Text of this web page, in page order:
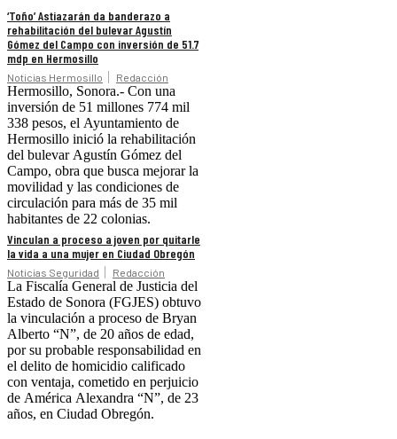
‘Toño’ Astiazarán da banderazo a
rehabilitación del bulevar Agustín
Gómez del Campo con inversión de 51.7
mdp en Hermosillo
Noticias Hermosillo Redacción
Hermosillo, Sonora.- Con una
inversión de 51 millones 774 mil
338 pesos, el Ayuntamiento de
Hermosillo inició la rehabilitación
del bulevar Agustín Gómez del
Campo, obra que busca mejorar la
movilidad y las condiciones de
circulación para más de 35 mil
habitantes de 22 colonias.
Vinculan a proceso a joven por quitarle
la vida a una mujer en Ciudad Obregón
Noticias Seguridad Redacción
La Fiscalía General de Justicia del
Estado de Sonora (FGJES) obtuvo
la vinculación a proceso de Bryan
Alberto “N”, de 20 años de edad,
por su probable responsabilidad en
el delito de homicidio calificado
con ventaja, cometido en perjuicio
de América Alexandra “N”, de 23
años, en Ciudad Obregón.